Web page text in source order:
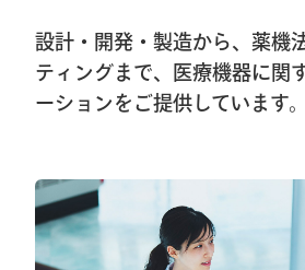
2026.1.8
第40回東日本手外科研究会出
2026.1.7
大阪物流センター開設(移転)の
設計・開発・製造から、薬機
ティングまで、医療機器に関
ーションをご提供しています。